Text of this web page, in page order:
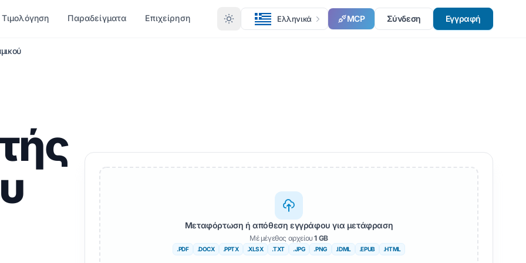
InDesign σε PDF
XLSX σε PDF
TXT σε XLSX
JPG σε PDF
JPEG σε PDF
Εβραϊκά
Αμαρικά
Τιμολόγηση Παραδείγματα Επιχείρηση Ελληνικά MCP Σύνδεση Εγγραφή
Μεταφόρτωση ή απόθεση εγγράφου για μετάφραση
Μέ μέγεθος αρχείου1 GB
.PDF .DOCX .PPTX .XLSX .TXT .JPG .PNG .IDML .EPUB .HTML